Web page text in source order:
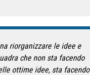
riorganizzare le idee e
che non sta facendo
ottime idee, sta facendo